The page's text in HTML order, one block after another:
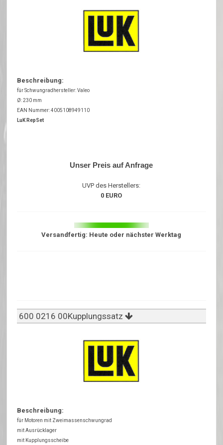
Beschreibung:
für Schwungradhersteller: Valeo
Ø: 230 mm
EAN Nummer: 4005108949110
LuK RepSet
Unser Preis auf Anfrage
UVP des Herstellers:
0 EURO
Versandfertig: Heute oder nächster Werktag
600 0216 00Kupplungssatz
Beschreibung:
für Motoren mit Zweimassenschwungrad
mit Ausrücklager
mit Kupplungsscheibe